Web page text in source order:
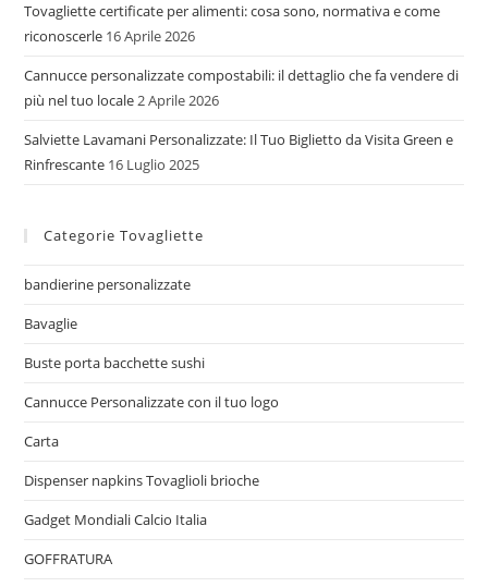
Tovagliette certificate per alimenti: cosa sono, normativa e come
riconoscerle 16 Aprile 2026
Cannucce personalizzate compostabili: il dettaglio che fa vendere di
più nel tuo locale2 Aprile 2026
Salviette Lavamani Personalizzate: Il Tuo Biglietto da Visita Green e
Rinfrescante 16 Luglio 2025
Categorie Tovagliette
bandierine personalizzate
Bavaglie
Buste porta bacchette sushi
Cannucce Personalizzate con il tuo logo
Carta
Dispenser napkins Tovaglioli brioche
Gadget Mondiali Calcio Italia
GOFFRATURA